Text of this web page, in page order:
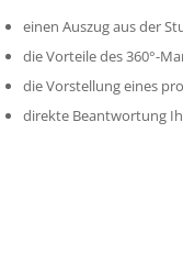
einen Auszug aus der
die Vorteile des 360°-
die Vorstellung eines
direkte Beantwortung